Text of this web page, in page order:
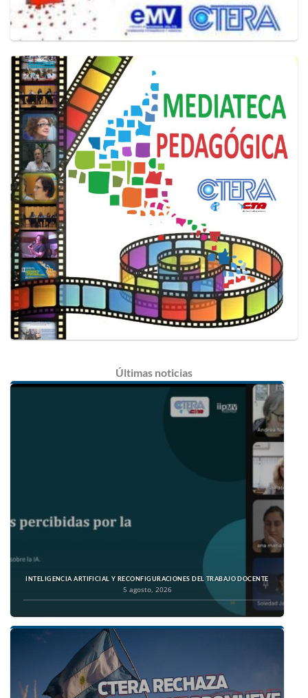
Últimas noticias
INTELIGENCIA ARTIFICIAL Y RECONFIGURACIONES DEL TRABAJO DOCENTE
5 agosto, 2026